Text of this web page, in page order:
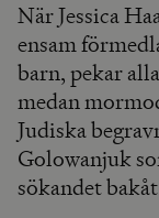
När Jessica
ensam
barn, pekar
medan
Judiska
Golowanjuk
sökandet